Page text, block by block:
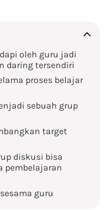
oleh guru jadi
daring tersendiri
proses belajar
sebuah grup
target
diskusi bisa
pembelajaran
guru